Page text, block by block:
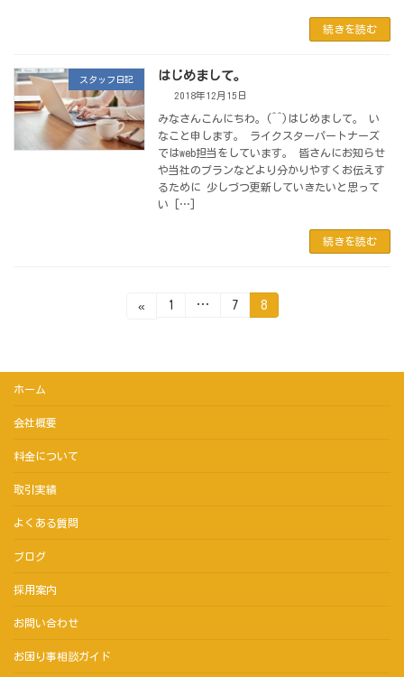
続きを読む
スタッフ日記 はじめまして。
2018年12月15日
みなさんこんにちわ。(^^)はじめまして。 い
なこと申します。 ライクスターパートナーズ
ではweb担当をしています。 皆さんにお知らせ
や当社のプランなどより分かりやすくお伝えす
るために 少しづつ更新していきたいと思って
い […]
続きを読む
の
ペ
ー
ジ
送
り
«
固1 …
固
7
固
定
8
ホーム
会社概要
料金について
取引実績
よくある質問
ブログ
採用案内
お問い合わせ
お困り事相談ガイド